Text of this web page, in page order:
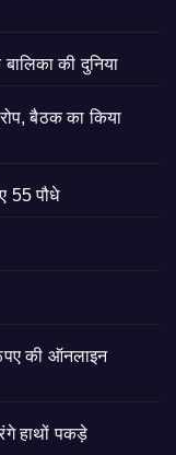
की दुनिया
बैठक का किया
55 पौधे
की ऑनलाइन
रंगे हाथों पकड़े